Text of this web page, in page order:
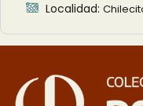
Localidad: